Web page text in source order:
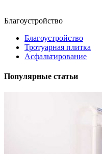
Благоустройство
Благоустройство
Тротуарная плитка
Асфальтирование
Популярные статьи